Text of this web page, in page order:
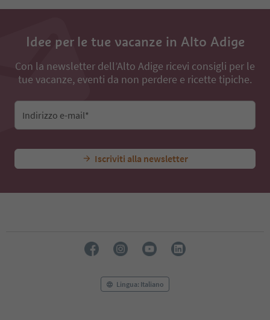
Idee per le tue vacanze in Alto Adige
Con la newsletter dell’Alto Adige ricevi consigli per le
tue vacanze, eventi da non perdere e ricette tipiche.
Indirizzo e-mail*
Iscriviti alla newsletter
Lingua: Italiano